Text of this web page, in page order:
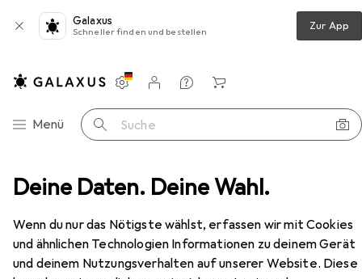
Deine Daten. Deine Wahl.
Wenn du nur das Nötigste wählst, erfassen wir mit Cookies
und ähnlichen Technologien Informationen zu deinem Gerät
und deinem Nutzungsverhalten auf unserer Website. Diese
Galaxus
Schneller finden und bestellen Zur App
Navigation nach Kategorien
Menü Suche
Einstellungen
Kundenkonto
Vergleichslisten
Merklisten
Warenkorb
Schrauben Profix Sockelmauerschrauben
EUR
60,90
ProfixSockelmauerschrauben